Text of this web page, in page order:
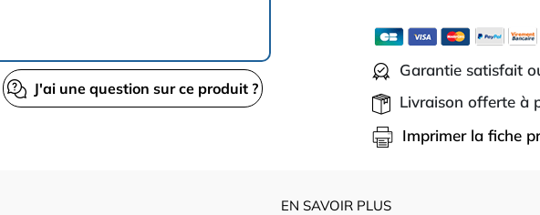
J'ai une question sur ce produit ?
Garantie satisfait
Livraison offerte à
Imprimer la fiche
EN SAVOIR PLUS